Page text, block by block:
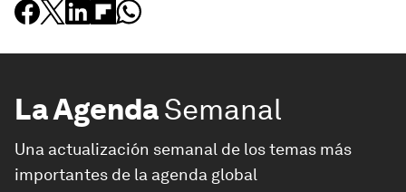
La AgendaSemanal
Una actualización semanal de los temas más
importantes de la agenda global